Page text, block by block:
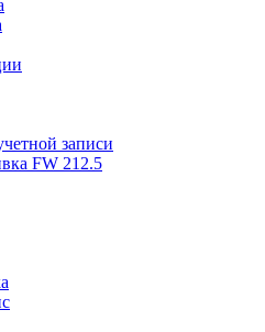
записи
FW 212.5